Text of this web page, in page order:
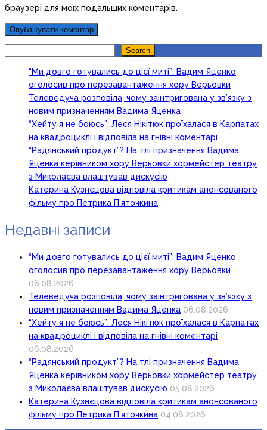
браузері для моїх подальших коментарів.
Search
“Ми довго готувались до цієї миті”: Вадим Яценко
оголосив про перезавантаження хору Верьовки
Телеведуча розповіла, чому заінтригована у зв’язку з
новим призначенням Вадима Яценка
“Хейту я не боюсь”: Леся Нікітюк проїхалася в Карпатах
на квадроциклі і відповіла на гнівні коментарі
“Радянський продукт”? На тлі призначення Вадима
Яценка керівником хору Верьовки хормейстер театру
з Миколаєва влаштував дискусію
Катерина Кузнєцова відповіла критикам анонсованого
фільму про Петрика П’яточкина
Недавні записи
“Ми довго готувались до цієї миті”: Вадим Яценко
оголосив про перезавантаження хору Верьовки
06.08.2026
Телеведуча розповіла, чому заінтригована у зв’язку з
новим призначенням Вадима Яценка 06.08.2026
“Хейту я не боюсь”: Леся Нікітюк проїхалася в Карпатах
на квадроциклі і відповіла на гнівні коментарі
06.08.2026
“Радянський продукт”? На тлі призначення Вадима
Яценка керівником хору Верьовки хормейстер театру
з Миколаєва влаштував дискусію 05.08.2026
Катерина Кузнєцова відповіла критикам анонсованого
фільму про Петрика П’яточкина 04.08.2026